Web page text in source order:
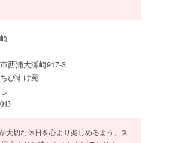
西浦大瀬崎917-3
びすけ宛
大切な休日を心より楽しめるよう、ス